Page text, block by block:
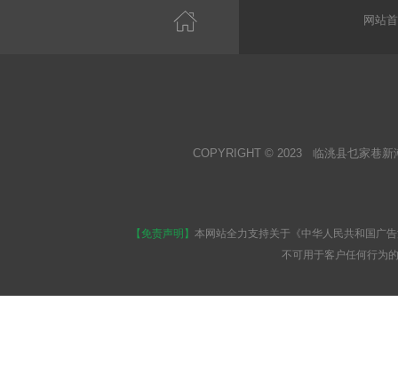
网站
COPYRIGHT © 2023 临洮县乜家巷
【免责声明】 本网站全力支持关于《中华人民共和国广
不可用于客户任何行为